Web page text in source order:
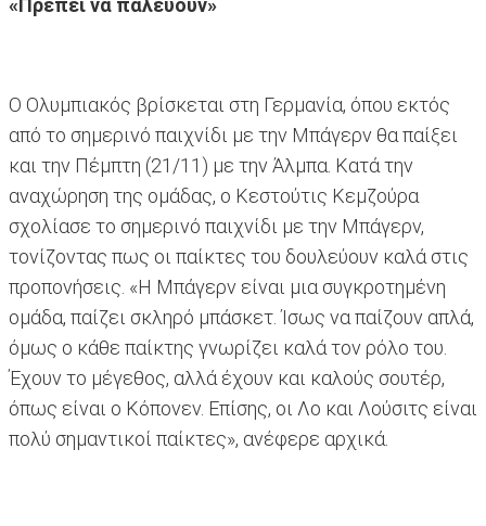
«Πρέπει να παλεύουν»
Ο Ολυμπιακός βρίσκεται στη Γερμανία, όπου εκτός
από το σημερινό παιχνίδι με την Μπάγερν θα παίξει
και την Πέμπτη (21/11) με την Άλμπα. Κατά την
αναχώρηση της ομάδας, ο Κεστούτις Κεμζούρα
σχολίασε το σημερινό παιχνίδι με την Μπάγερν,
τονίζοντας πως οι παίκτες του δουλεύουν καλά στις
προπονήσεις. «Η Μπάγερν είναι μια συγκροτημένη
ομάδα, παίζει σκληρό μπάσκετ. Ίσως να παίζουν απλά,
όμως ο κάθε παίκτης γνωρίζει καλά τον ρόλο του.
Έχουν το μέγεθος, αλλά έχουν και καλούς σουτέρ,
όπως είναι ο Κόπονεν. Επίσης, οι Λο και Λούσιτς είναι
πολύ σημαντικοί παίκτες», ανέφερε αρχικά.